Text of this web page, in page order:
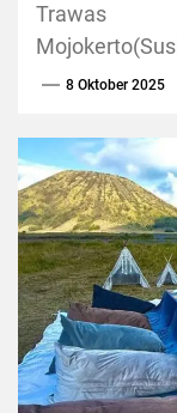
Trawas
jaringan hotel
8 Oktober 2025